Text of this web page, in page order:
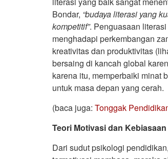
Bondar, “budaya literasi yang
kompetitif”. Penguasaan
menghadapi perkembangan
kreativitas dan produktivitas
bersaing di kancah global
karena itu, memperbaiki minat
untuk masa depan yang cerah.
(baca juga: Tonggak
Teori Motivasi dan
Dari sudut psikologi pendidikan,